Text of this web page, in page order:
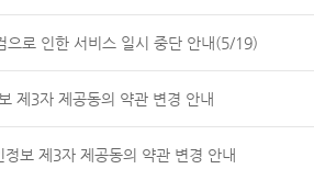
으로 인한 서비스 일시 중단 안내(5/19)
제3자 제공동의 약관 변경 안내
개인정보 제3자 제공동의 약관 변경 안내